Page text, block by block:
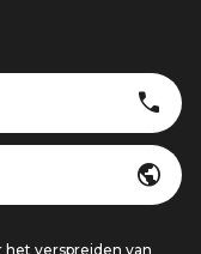
verspreiden van